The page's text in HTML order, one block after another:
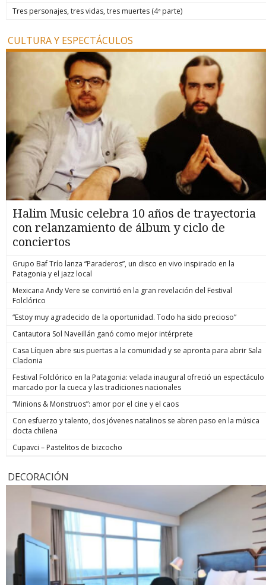
Tres personajes, tres vidas, tres muertes (4ª parte)
CULTURA Y ESPECTÁCULOS
Halim Music celebra 10 años de trayectoria
con relanzamiento de álbum y ciclo de
conciertos
Grupo Baf Trío lanza “Paraderos”, un disco en vivo inspirado en la
Patagonia y el jazz local
Mexicana Andy Vere se convirtió en la gran revelación del Festival
Folclórico
“Estoy muy agradecido de la oportunidad. Todo ha sido precioso”
Cantautora Sol Naveillán ganó como mejor intérprete
Casa Líquen abre sus puertas a la comunidad y se apronta para abrir Sala
Cladonia
Festival Folclórico en la Patagonia: velada inaugural ofreció un espectáculo
marcado por la cueca y las tradiciones nacionales
“Minions & Monstruos”: amor por el cine y el caos
Con esfuerzo y talento, dos jóvenes natalinos se abren paso en la música
docta chilena
Cupavci – Pastelitos de bizcocho
DECORACIÓN